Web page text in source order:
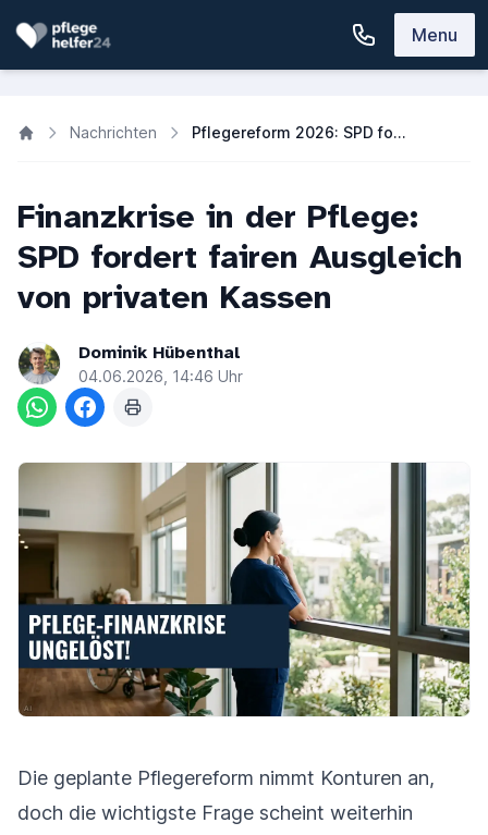
Menu
Nachrichten Pflegereform 2026: SPD fordert Solidarität von privaten Kassen
Finanzkrise in der Pflege:
SPD fordert fairen Ausgleich
von privaten Kassen
Dominik Hübenthal
04.06.2026, 14:46 Uhr
Die geplante Pflegereform nimmt Konturen an,
doch die wichtigste Frage scheint weiterhin